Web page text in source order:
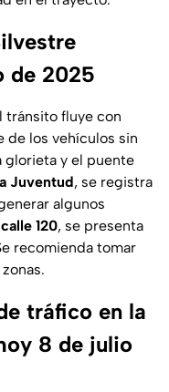
de 2025
tránsito fluye con
de los vehículos sin
glorieta y el puente
Juventud, se registra
algunos
120, se presenta
recomienda tomar
tráfico en la
8 de julio